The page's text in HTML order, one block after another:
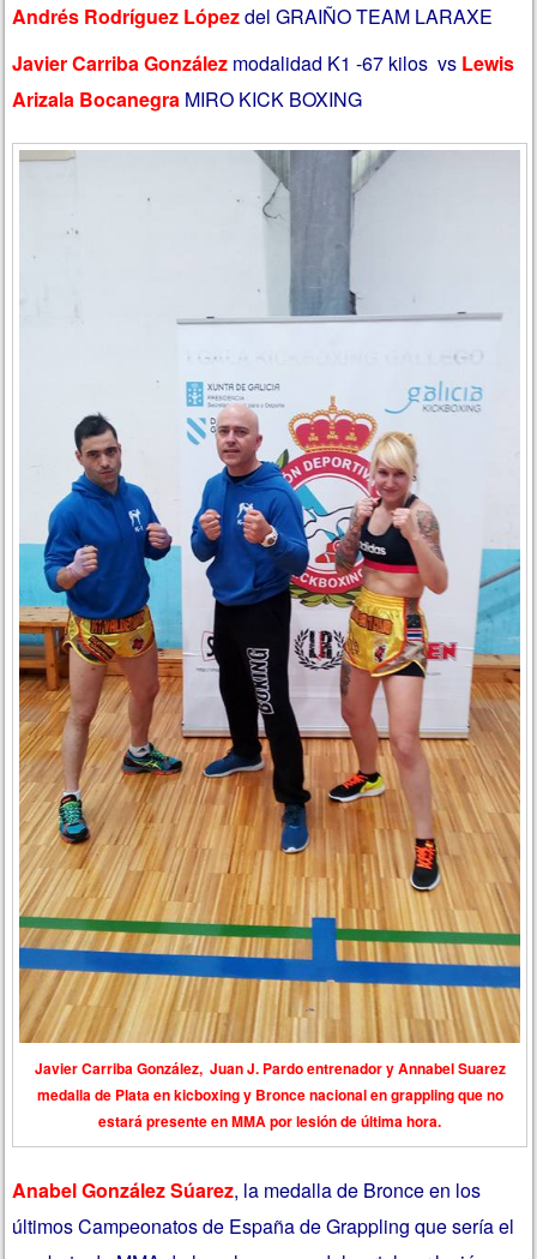
Andrés Rodríguez Lópezdel GRAIÑO TEAM LARAXE
Javier Carriba González modalidad K1 -67 kilos vs Lewis
Arizala Bocanegra MIRO KICK BOXING
Javier Carriba González, Juan J. Pardo entrenador y Annabel Suarez
medalla de Plata en kicboxing y Bronce nacional en grappling que no
estará presente en MMA por lesión de última hora.
Anabel González Súarez, la medalla de Bronce en los
últimos Campeonatos de España de Grappling que sería el